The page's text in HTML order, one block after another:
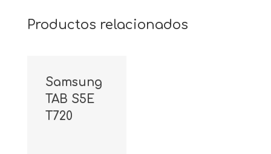
Productos relacionados
Samsung
TAB S5E
T720